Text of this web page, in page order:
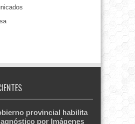
provincial habilita
por Imágenes